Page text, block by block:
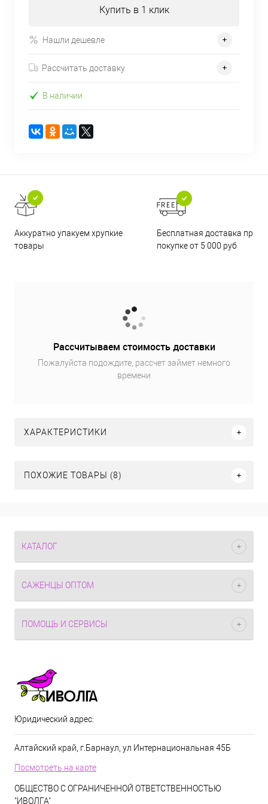
Купить в 1 клик
Нашли дешевле
Рассчитать доставку
В наличии
Аккуратно упакуем хрупкие
товары
Бесплатная доставка при
покупке от 5 000 руб
Рассчитываем стоимость доставки
Пожалуйста подождите, рассчет займет немного
времени
ХАРАКТЕРИСТИКИ
ПОХОЖИЕ ТОВАРЫ (8)
КАТАЛОГ
САЖЕНЦЫ ОПТОМ
ПОМОЩЬ И СЕРВИСЫ
Юридический адрес:
Алтайский край, г.Барнаул, ул Интернациональная 45Б
Посмотреть на карте
ОБЩЕСТВО С ОГРАНИЧЕННОЙ ОТВЕТСТВЕННОСТЬЮ
"ИВОЛГА"